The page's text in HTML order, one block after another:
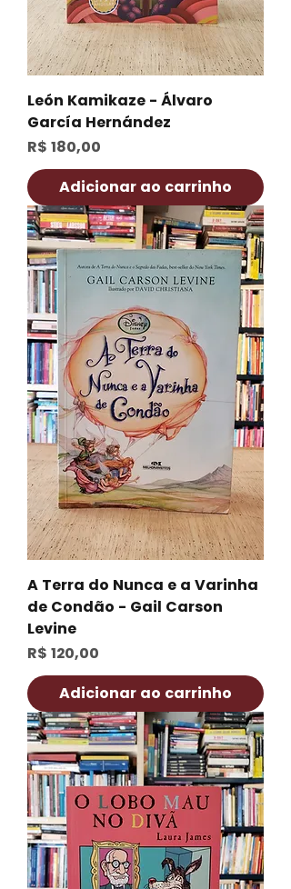
León Kamikaze - Álvaro
García Hernández
Preço
R$ 180,00
Adicionar ao carrinho
A Terra do Nunca e a Varinha
de Condão - Gail Carson
Levine
Preço
R$ 120,00
Adicionar ao carrinho